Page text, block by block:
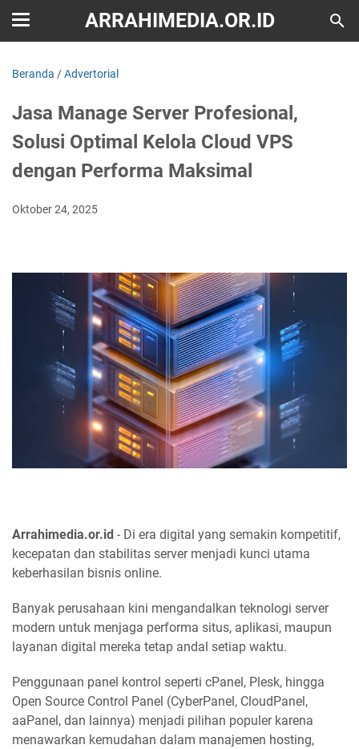
ARRAHIMEDIA.OR.ID
Beranda /Advertorial
Jasa Manage Server Profesional,
Solusi Optimal Kelola Cloud VPS
dengan Performa Maksimal
Oktober 24, 2025
Arrahimedia.or.id - Di era digital yang semakin kompetitif,
kecepatan dan stabilitas server menjadi kunci utama
keberhasilan bisnis online.
Banyak perusahaan kini mengandalkan teknologi server
modern untuk menjaga performa situs, aplikasi, maupun
layanan digital mereka tetap andal setiap waktu.
Penggunaan panel kontrol seperti cPanel, Plesk, hingga
Open Source Control Panel (CyberPanel, CloudPanel,
aaPanel, dan lainnya) menjadi pilihan populer karena
menawarkan kemudahan dalam manajemen hosting,